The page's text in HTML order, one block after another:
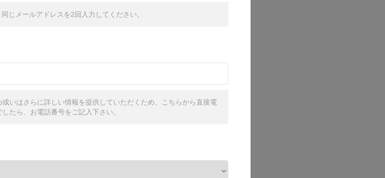
じメールアドレスを2回入力してください。
いはさらに詳しい情報を提供していただくため、こちらから直接電
たら、お電話番号をご記入下さい。